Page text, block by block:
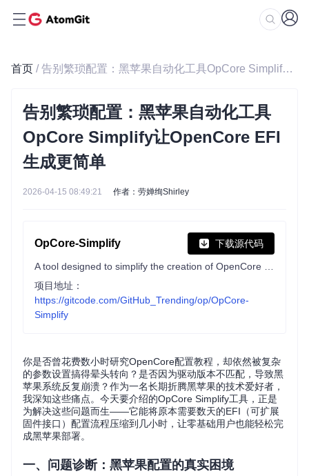
首页 / 告别繁琐配置：黑苹果自动化工具OpCore Simplify让OpenCore EFI生成更简单
告别繁琐配置：黑苹果自动化工具
OpCore Simplify让OpenCore EFI
生成更简单
2026-04-15 08:49:21 作者：劳婵绚Shirley
OpCore-Simplify 下载源代码
项目地址：
https://gitcode.com/GitHub_Trending/op/OpCore-
Simplify
你是否曾花费数小时研究OpenCore配置教程，却依然被复杂
的参数设置搞得晕头转向？是否因为驱动版本不匹配，导致黑
苹果系统反复崩溃？作为一名长期折腾黑苹果的技术爱好者，
我深知这些痛点。今天要介绍的OpCore Simplify工具，正是
为解决这些问题而生——它能将原本需要数天的EFI（可扩展
固件接口）配置流程压缩到几小时，让零基础用户也能轻松完
成黑苹果部署。
一、问题诊断：黑苹果配置的真实困境